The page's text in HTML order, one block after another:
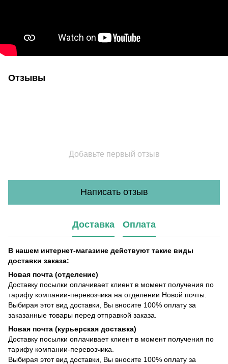
Отзывы
Добавьте первый отзыв
Написать отзыв
Доставка Оплата
В нашем интернет-магазине действуют такие виды
доставки заказа:
Новая почта (отделение)
Доставку посылки оплачивает клиент в момент получения по
тарифу компании-перевозчика на отделении Новой почты.
Выбирая этот вид доставки, Вы вносите 100% оплату за
заказанные товары перед отправкой заказа.
Новая почта (курьерская доставка)
Доставку посылки оплачивает клиент в момент получения по
тарифу компании-перевозчика.
Выбирая этот вид доставки, Вы вносите 100% оплату за